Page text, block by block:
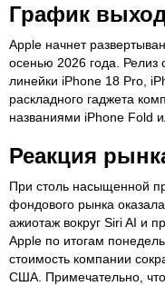
График
Apple начнет
осенью 2026 года. Релиз
линейки iPhone 18 Pro,
раскладного гаджета
названиями iPhone Fold
Реакция
При столь насыщенной
фондового рынка
ажиотаж вокруг Siri AI и
Apple по итогам
стоимость компании
США. Примечательно,